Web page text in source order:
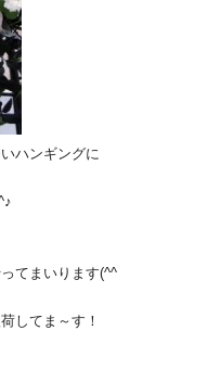
ハンギングに
てまいります(^^ゞ
してま～す！